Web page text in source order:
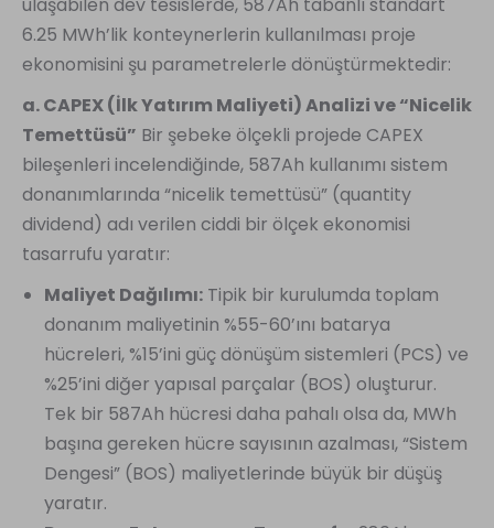
6.25 MWh’lik konteynerlerin kullanılması proje
ekonomisini şu parametrelerle dönüştürmektedir:
a. CAPEX (İlk Yatırım Maliyeti) Analizi ve “Nicelik
Temettüsü” Bir şebeke ölçekli projede CAPEX
bileşenleri incelendiğinde, 587Ah kullanımı sistem
donanımlarında “nicelik temettüsü” (quantity
dividend) adı verilen ciddi bir ölçek ekonomisi
tasarrufu yaratır:
Maliyet Dağılımı: Tipik bir kurulumda toplam
donanım maliyetinin %55-60’ını batarya
hücreleri, %15’ini güç dönüşüm sistemleri (PCS) ve
%25’ini diğer yapısal parçalar (BOS) oluşturur.
Tek bir 587Ah hücresi daha pahalı olsa da, MWh
başına gereken hücre sayısının azalması, “Sistem
Dengesi” (BOS) maliyetlerinde büyük bir düşüş
yaratır.